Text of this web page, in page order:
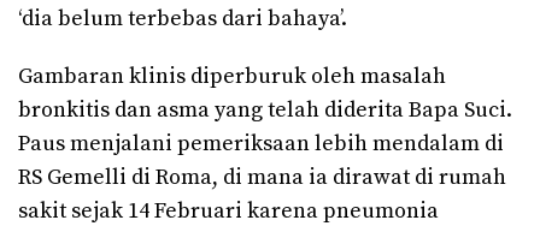
‘dia belum terbebas dari bahaya’.
Gambaran klinis diperburuk oleh masalah
bronkitis dan asma yang telah diderita Bapa Suci.
Paus menjalani pemeriksaan lebih mendalam di
RS Gemelli di Roma, di mana ia dirawat di rumah
sakit sejak 14 Februari karena pneumonia